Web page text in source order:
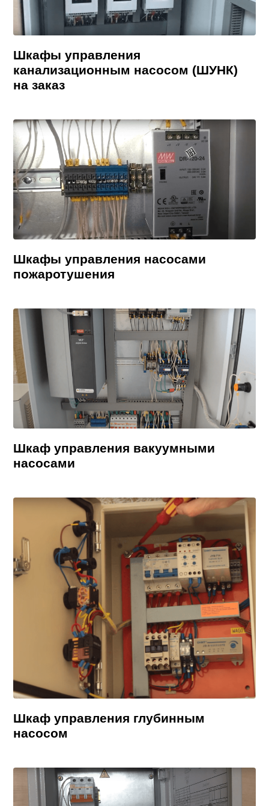
Шкафы управления
канализационным насосом (ШУНК)
на заказ
Шкафы управления насосами
пожаротушения
Шкаф управления вакуумными
насосами
Шкаф управления глубинным
насосом